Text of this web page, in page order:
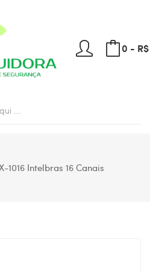
0 -
1016 Intelbras 16 Canais